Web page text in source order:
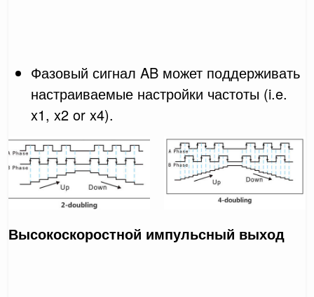
Фазовый сигнал AB может поддерживать
настраиваемые настройки частоты (i.e.
x1, x2 or x4).
Высокоскоростной импульсный выход